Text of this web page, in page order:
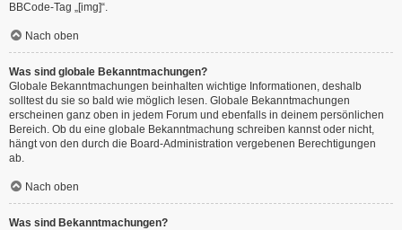
BBCode-Tag „[img]“.
Nach oben
Was sind globale Bekanntmachungen?
Globale Bekanntmachungen beinhalten wichtige Informationen, deshalb
solltest du sie so bald wie möglich lesen. Globale Bekanntmachungen
erscheinen ganz oben in jedem Forum und ebenfalls in deinem persönlichen
Bereich. Ob du eine globale Bekanntmachung schreiben kannst oder nicht,
hängt von den durch die Board-Administration vergebenen Berechtigungen
ab.
Nach oben
Was sind Bekanntmachungen?